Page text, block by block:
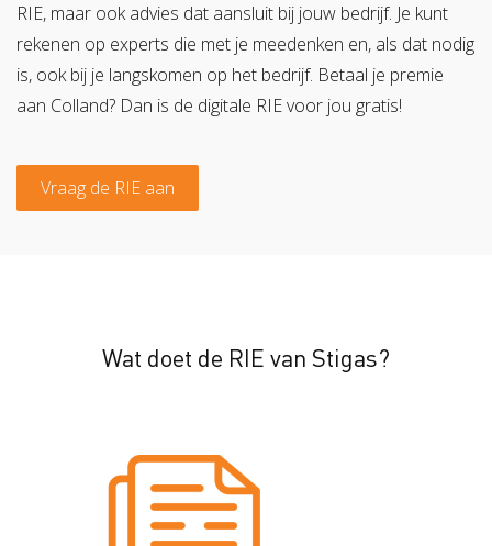
RIE, maar ook advies dat aansluit bij jouw bedrijf. Je kunt
rekenen op experts die met je meedenken en, als dat nodig
is, ook bij je langskomen op het bedrijf. Betaal je premie
aan Colland? Dan is de digitale RIE voor jou gratis!
Vraag de RIE aan
Wat doet de RIE van Stigas?